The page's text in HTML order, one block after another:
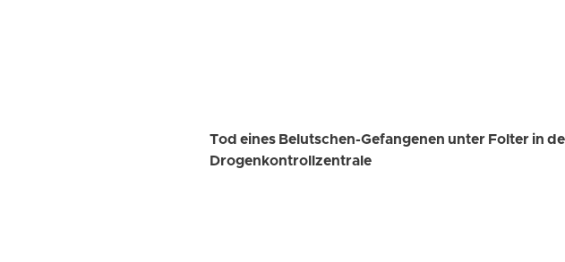
Tod eines Belutschen-Gefangenen unter Folter in
Drogenkontrollzentrale